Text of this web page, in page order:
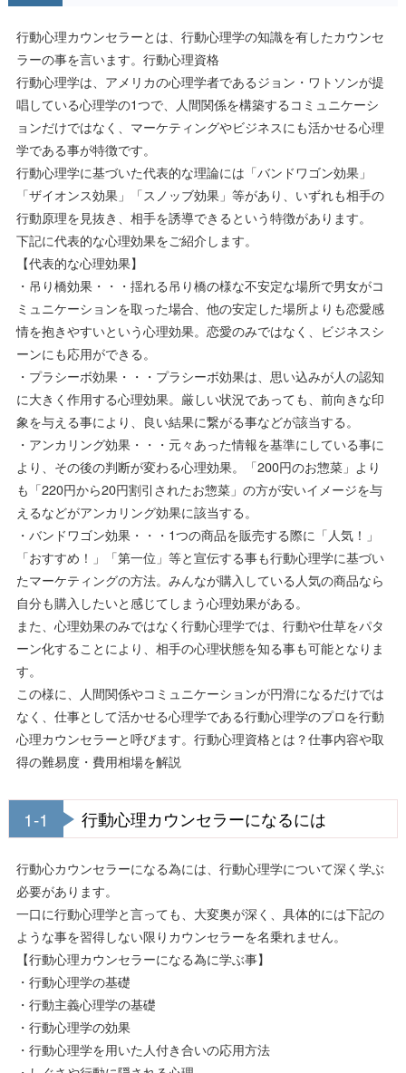
行動心理カウンセラーとは、行動心理学の知識を有したカウンセ
ラーの事を言います。 行動心理資格
行動心理学は、アメリカの心理学者であるジョン・ワトソンが提
唱している心理学の1つで、人間関係を構築するコミュニケーシ
ョンだけではなく、マーケティングやビジネスにも活かせる心理
学である事が特徴です。
行動心理学に基づいた代表的な理論には「バンドワゴン効果」
「ザイオンス効果」「スノッブ効果」等があり、いずれも相手の
行動原理を見抜き、相手を誘導できるという特徴があります。
下記に代表的な心理効果をご紹介します。
【代表的な心理効果】
・吊り橋効果・・・揺れる吊り橋の様な不安定な場所で男女がコ
ミュニケーションを取った場合、他の安定した場所よりも恋愛感
情を抱きやすいという心理効果。恋愛のみではなく、ビジネスシ
ーンにも応用ができる。
・プラシーボ効果・・・プラシーボ効果は、思い込みが人の認知
に大きく作用する心理効果。厳しい状況であっても、前向きな印
象を与える事により、良い結果に繋がる事などが該当する。
・アンカリング効果・・・元々あった情報を基準にしている事に
より、その後の判断が変わる心理効果。「200円のお惣菜」より
も「220円から20円割引されたお惣菜」の方が安いイメージを与
えるなどがアンカリング効果に該当する。
・バンドワゴン効果・・・1つの商品を販売する際に「人気！」
「おすすめ！」「第一位」等と宣伝する事も行動心理学に基づい
たマーケティングの方法。みんなが購入している人気の商品なら
自分も購入したいと感じてしまう心理効果がある。
また、心理効果のみではなく行動心理学では、行動や仕草をパタ
ーン化することにより、相手の心理状態を知る事も可能となりま
す。
この様に、人間関係やコミュニケーションが円滑になるだけでは
なく、仕事として活かせる心理学である行動心理学のプロを行動
心理カウンセラーと呼びます。 行動心理資格とは？仕事内容や取
得の難易度・費用相場を解説
1-1 行動心理カウンセラーになるには
行動心カウンセラーになる為には、行動心理学について深く学ぶ
必要があります。
一口に行動心理学と言っても、大変奥が深く、具体的には下記の
ような事を習得しない限りカウンセラーを名乗れません。
【行動心理カウンセラーになる為に学ぶ事】
・行動心理学の基礎
・行動主義心理学の基礎
・行動心理学の効果
・行動心理学を用いた人付き合いの応用方法